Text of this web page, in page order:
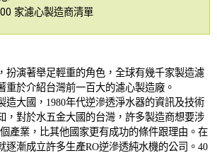
家濾心製造商清單
扮演著舉足輕重的角色，全球有幾千家製造濾
重於介紹台灣前一百大的濾心製造廠。
造大國， 1980年代逆滲透淨水器的資訊及技術
，對於水五金大國的台灣，許多製造商想要涉
產業，比其他國家更有成功的條件跟理由。在
逐漸成立許多生產RO逆滲透純水機的公司。 40